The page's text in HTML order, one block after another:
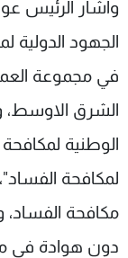
واشار الرئيس
الجهود
في مجموعة
الشرق الاوسط،
الوطنية
لمكافحة
مكافحة
دون هوادة في ما